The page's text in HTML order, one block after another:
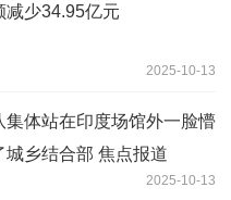
减少34.95亿元
2025-10-13
集体站在印度场馆外一脸懵
城乡结合部 焦点报道
2025-10-13